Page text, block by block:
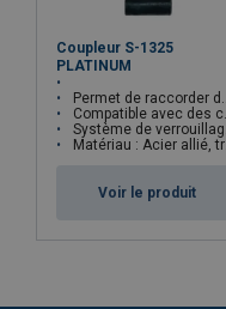
Coupleur S-1325
PLATINUM
Permet de raccorder des accessoires avec une chaîne
Compatible avec des chaînes grade 80 et 100
Système de verrouillage facilitant le montage et le démontage
Matériau : Acier allié, trempé et revenu
Voir le produit